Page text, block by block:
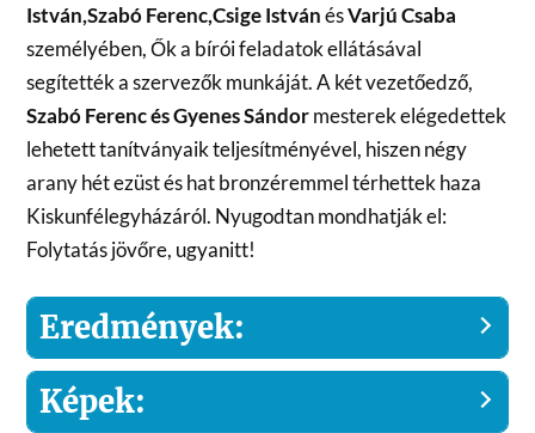
István,Szabó Ferenc,Csige IstvánésVarjú Csaba
személyében, Ők a bírói feladatok ellátásával
segítették a szervezők munkáját. A két vezetőedző,
Szabó Ferenc és Gyenes Sándormesterek elégedettek
lehetett tanítványaik teljesítményével, hiszen négy
arany hét ezüst és hat bronzéremmel térhettek haza
Kiskunfélegyházáról. Nyugodtan mondhatják el:
Folytatás jövőre, ugyanitt!
Eredmények:
Képek: